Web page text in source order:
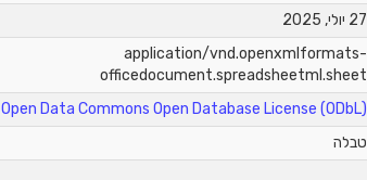
27 יולי, 2025
application/vnd.openxmlformats-
officedocument.spreadsheetml.sheet
Open Data Commons Open Database License (ODbL)
טבלה